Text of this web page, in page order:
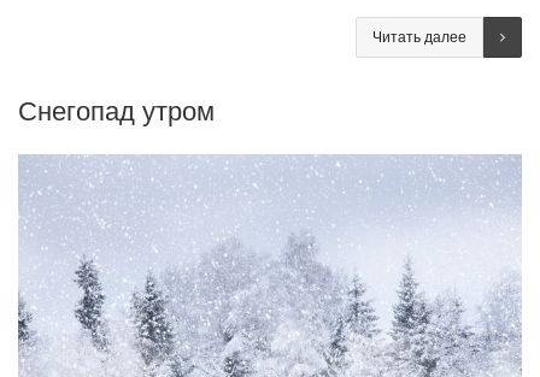
Читать далее
Снегопад утром